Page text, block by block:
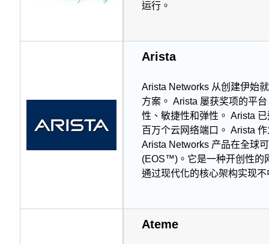
运行。
Arista
Arista Networks 从创建伊始
方案。 Arista 屡获奖项的平
性、敏捷性和弹性。 Arista
百万个云网络端口。 Arista
Arista Networks 产品在全球
(EOS™)。它是一种开创性的
通过现代化的核心架构实现
Ateme